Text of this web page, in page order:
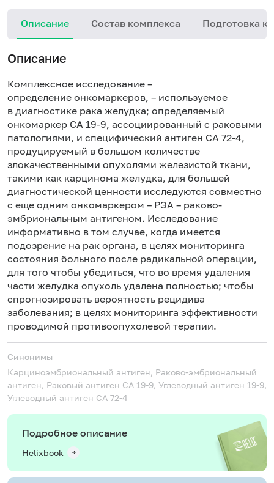
Описание Состав комплекса Подготовка к
Описание
Комплексное исследование –
определение онкомаркеров, – используемое
в диагностике рака желудка; определяемый
онкомаркер CA 19-9, ассоциированный с раковыми
патологиями, и специфический антиген СА 72-4,
продуцируемый в большом количестве
злокачественными опухолями железистой ткани,
такими как карцинома желудка, для большей
диагностической ценности исследуются совместно
с еще одним онкомаркером – РЭА – раково-
эмбриональным антигеном. Исследование
информативно в том случае, когда имеется
подозрение на рак органа, в целях мониторинга
состояния больного после радикальной операции,
для того чтобы убедиться, что во время удаления
части желудка опухоль удалена полностью; чтобы
спрогнозировать вероятность рецидива
заболевания; в целях мониторинга эффективности
проводимой противоопухолевой терапии.
Синонимы
Карциноэмбриональный антиген, Раково-эмбриональный
антиген, Раковый антиген СА 19-9, Углеводный антиген 19-9,
Углеводный антиген CA 72-4
Подробное описание
Helixbook